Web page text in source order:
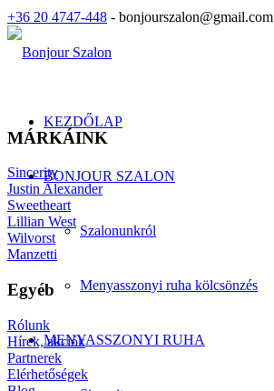
+36 20 4747-448 - bonjourszalon@gmail.com
KEZDŐLAP
BONJOUR SZALON
Szalonunkról
Menyasszonyi ruha kölcsönzés
MENYASSZONYI RUHA
MÁRKÁINK
Sincerity
Justin Alexander
Sweetheart
Lillian West
Wilvorst
Manzetti
Egyéb
Rólunk
Hírek, akciók
Partnerek
Elérhetőségek